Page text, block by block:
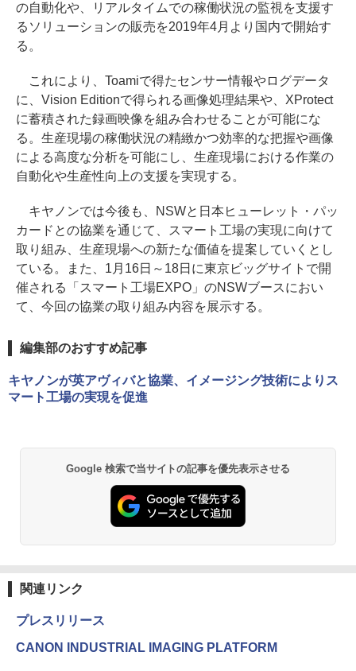
の自動化や、リアルタイムでの稼働状況の監視を支援す
るソリューションの販売を2019年4月より国内で開始す
る。
これにより、Toamiで得たセンサー情報やログデータ
に、Vision Editionで得られる画像処理結果や、XProtect
に蓄積された録画映像を組み合わせることが可能にな
る。生産現場の稼働状況の精緻かつ効率的な把握や画像
による高度な分析を可能にし、生産現場における作業の
自動化や生産性向上の支援を実現する。
キヤノンでは今後も、NSWと日本ヒューレット・パッ
カードとの協業を通じて、スマート工場の実現に向けて
取り組み、生産現場への新たな価値を提案していくとし
ている。また、1月16日～18日に東京ビッグサイトで開
催される「スマート工場EXPO」のNSWブースにおい
て、今回の協業の取り組み内容を展示する。
編集部のおすすめ記事
キヤノンが英アヴィバと協業、イメージング技術によりス
マート工場の実現を促進
Google 検索で当サイトの記事を優先表示させる
関連リンク
プレスリリース
CANON INDUSTRIAL IMAGING PLATFORM